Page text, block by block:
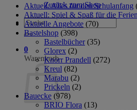
Zurück zum Shop
Suche
nach:
0
Warenkorb
Aktuell: Alles für den Schulanfang
Aktuell: Spiel & Spaß für die Ferien
Aktuelle Angebote (70)
Bastelshop (398)
Bastelbücher (35)
Glorex (2)
Knorr Prandell (272)
Kreul (82)
Marabu (2)
Prickeln (2)
Bauecke (978)
BRIO Flora (13)